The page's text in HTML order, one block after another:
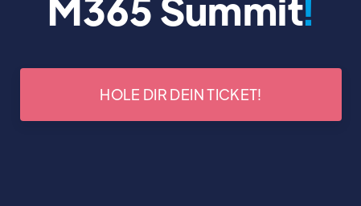
M365 Summit!
HOLE DIR DEIN TICKET!